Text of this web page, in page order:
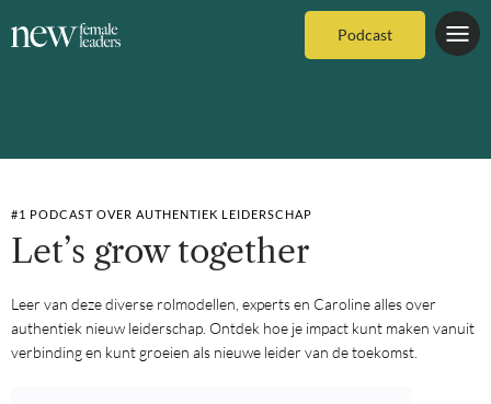
Podcast
#1 PODCAST OVER AUTHENTIEK LEIDERSCHAP
Let’s grow together
Leer van deze diverse rolmodellen, experts en Caroline alles over
authentiek nieuw leiderschap. Ontdek hoe je impact kunt maken vanuit
verbinding en kunt groeien als nieuwe leider van de toekomst.